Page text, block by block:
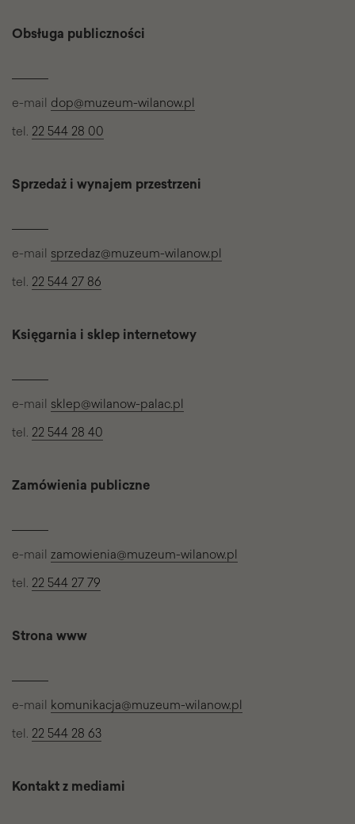
Obsługa publiczności
e-mail dop@muzeum-wilanow.pl
tel. 22 544 28 00
Sprzedaż i wynajem przestrzeni
e-mail sprzedaz@muzeum-wilanow.pl
tel. 22 544 27 86
Księgarnia i sklep internetowy
e-mail sklep@wilanow-palac.pl
tel. 22 544 28 40
Zamówienia publiczne
e-mail zamowienia@muzeum-wilanow.pl
tel. 22 544 27 79
Strona www
e-mail komunikacja@muzeum-wilanow.pl
tel. 22 544 28 63
Kontakt z mediami